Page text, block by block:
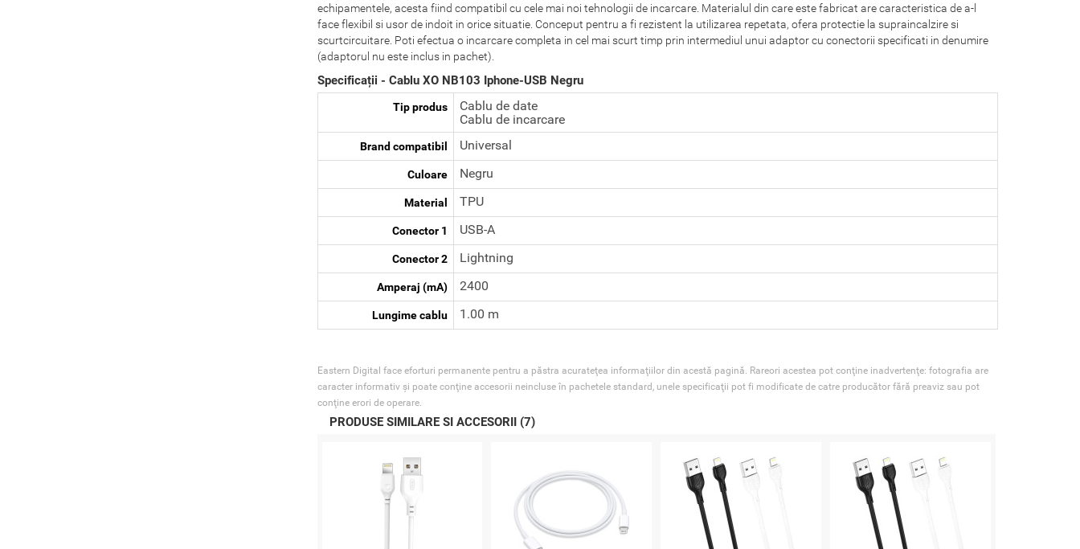
echipamentele, acesta fiind compatibil cu cele mai noi tehnologii de incarcare. Materialul din care este fabricat are caracteristica de a-l
face flexibil si usor de indoit in orice situatie. Conceput pentru a fi rezistent la utilizarea repetata, ofera protectie la supraincalzire si
scurtcircuitare. Poti efectua o incarcare completa in cel mai scurt timp prin intermediul unui adaptor cu conectorii specificati in denumire
(adaptorul nu este inclus in pachet).
Specificații - Cablu XO NB103 Iphone-USB Negru
Tip produs
Cablu de date
Cablu de incarcare
Brand compatibil Universal
Culoare Negru
Material TPU
Conector 1 USB-A
Conector 2 Lightning
Amperaj (mA) 2400
Lungime cablu 1.00 m
Eastern Digital face eforturi permanente pentru a păstra acurateţea informaţiilor din acestă pagină. Rareori acestea pot conţine inadvertenţe: fotografia are
caracter informativ şi poate conţine accesorii neincluse în pachetele standard, unele specificaţii pot fi modificate de catre producător fără preaviz sau pot
conţine erori de operare.
PRODUSE SIMILARE SI ACCESORII (7)